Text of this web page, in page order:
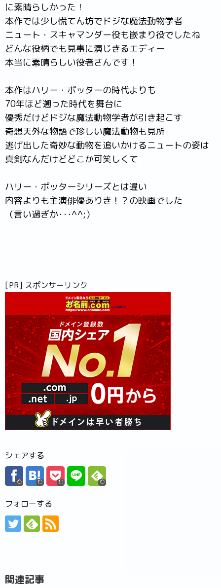
に素晴らしかった！
本作では少し慌てん坊でドジな魔法動物学者
ニュート・スキャマンダー役も嵌まり役でしたね
どんな役柄でも見事に演じきるエディー
本当に素晴らしい役者さんです！
本作はハリー・ポッターの時代よりも
70年ほど遡った時代を舞台に
優秀だけどドジな魔法動物学者が引き起こす
奇想天外な物語で珍しい魔法動物も見所
逃げ出した奇妙な動物を追いかけるニュートの姿は
真剣なんだけどどこか可笑しくて
ハリー・ポッターシリーズとは違い
内容よりも主演俳優ありき！？の映画でした
（言い過ぎか･･･^^;）
[PR] スポンサーリンク
シェアする
フォローする
関連記事